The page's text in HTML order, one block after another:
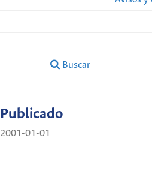
Buscar
Publicado
2001-01-01